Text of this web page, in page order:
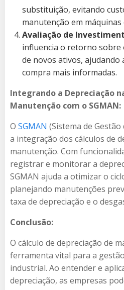
substituição, evitando
manutenção em máquinas
Avaliação de
influencia o retorno sobre
de novos ativos, ajudando
compra mais informadas.
Integrando a Depreciação
Manutenção com o SGMAN:
O SGMAN (Sistema de
a integração dos cálculos de
manutenção. Com
registrar e monitorar a
SGMAN ajuda a otimizar o
planejando manutenções
taxa de depreciação e o
Conclusão:
O cálculo de depreciação de
ferramenta vital para a
industrial. Ao entender e
depreciação, as empresas